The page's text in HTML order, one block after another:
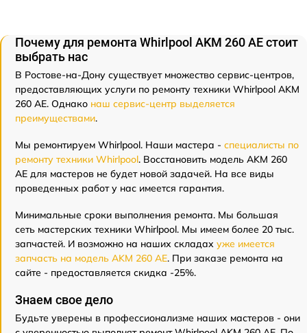
Почему для ремонта Whirlpool AKM 260 AE стоит
выбрать нас
В Ростове-на-Дону существует множество сервис-центров,
предоставляющих услуги по ремонту техники Whirlpool AKM
260 AE. Однако наш сервис-центр выделяется
преимуществами.
Мы ремонтируем Whirlpool. Наши мастера - специалисты по
ремонту техники Whirlpool. Восстановить модель AKM 260
AE для мастеров не будет новой задачей. На все виды
проведенных работ у нас имеется гарантия.
Минимальные сроки выполнения ремонта. Мы большая
сеть мастерских техники Whirlpool. Мы имеем более 20 тыс.
запчастей. И возможно на наших складах уже имеется
запчасть на модель AKM 260 AE. При заказе ремонта на
сайте - предоставляется скидка -25%.
Знаем свое дело
Будьте уверены в профессионализме наших мастеров - они